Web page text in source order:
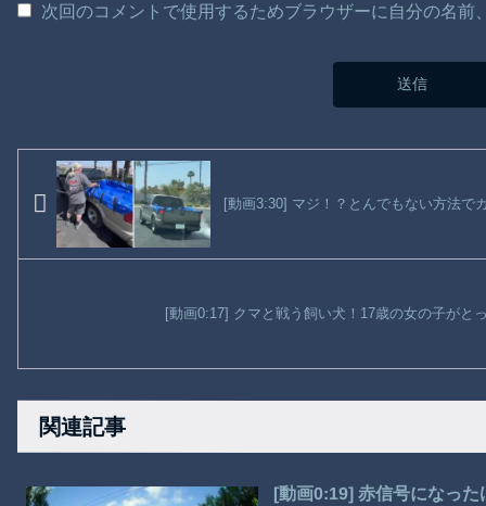
次回のコメントで使用するためブラウザーに自分の名
[動画3:30] マジ！？とんでもない方法で
[動画0:17] クマと戦う飼い犬！17歳の女の子がと
関連記事
[動画0:19] 赤信号になっ